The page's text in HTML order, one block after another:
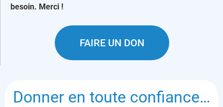
besoin. Merci !
FAIRE UN DON
Donner en toute confiance…